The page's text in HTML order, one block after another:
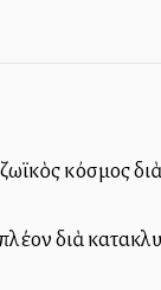
κόσμος
διὰ